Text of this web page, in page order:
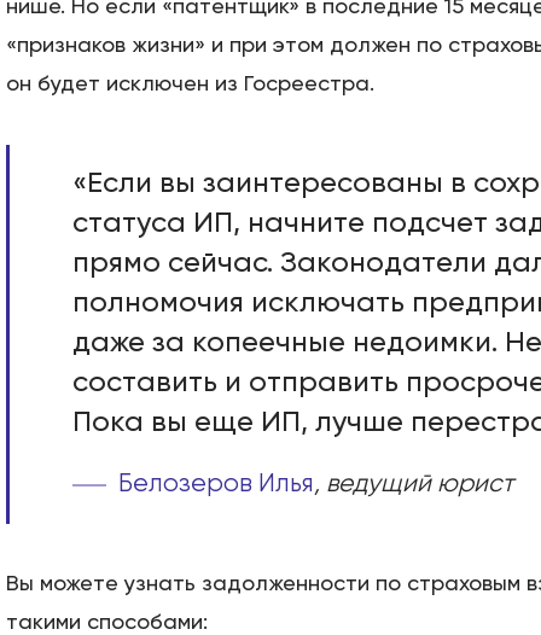
нише. Но если «патентщик» в последние 15
«признаков жизни» и при этом должен по
он будет исключен из Госреестра.
«Если вы заинтересованы в
статуса ИП, начните подсчет
прямо сейчас. Законодатели
полномочия исключать
даже за копеечные недоимки.
составить и отправить
Пока вы еще ИП, лучше
Белозеров Илья, ведущий юрист
Вы можете узнать задолженности по страховым
такими способами: